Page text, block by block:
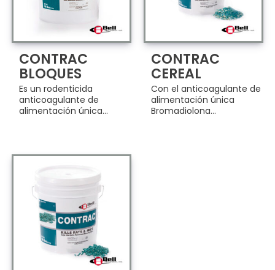
CONTRAC
BLOQUES
Es un rodenticida
anticoagulante de
alimentación única...
CONTRAC
CEREAL
Con el anticoagulante de
alimentación única
Bromadiolona...